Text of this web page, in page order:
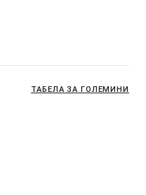
ТАБЕЛА ЗА ГОЛЕМИНИ